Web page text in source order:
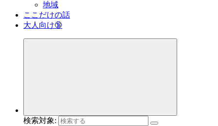
地域
ここだけの話
大人向け🔞
検索対象: